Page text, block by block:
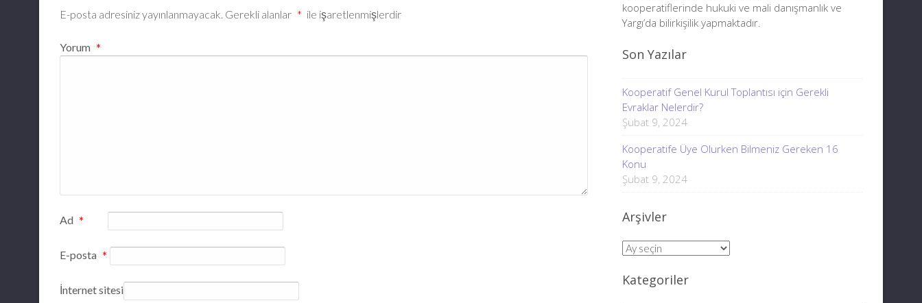
E-posta adresiniz yayınlanmayacak. Gerekli alanlar * ile işaretlenmişlerdir
Yorum *
Ad *
E-posta *
İnternet sitesi
kooperatiflerinde hukuki ve mali danışmanlık ve
Yargı’da bilirkişilik yapmaktadır.
Son Yazılar
Kooperatif Genel Kurul Toplantısı için Gerekli
Evraklar Nelerdir?
Şubat 9, 2024
Kooperatife Üye Olurken Bilmeniz Gereken 16
Konu
Şubat 9, 2024
Arşivler
Arşivler
Kategoriler